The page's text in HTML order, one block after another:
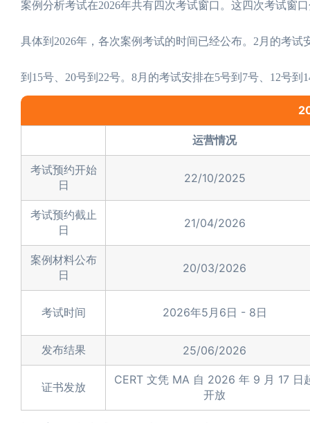
案例分析考试在2026年共有四次考试窗口。这四次考试窗
具体到2026年，各次案例考试的时间已经公布。2月的考试
到15号、20号到22号。8月的考试安排在5号到7号、12号
运营情况
考试预约开始
日
22/10/2025
考试预约截止
日
21/04/2026
案例材料公布
日
20/03/2026
考试时间 2026年5月6日 - 8日
发布结果 25/06/2026
证书发放
CERT 文凭 MA 自 2026 年 9 月 17 日
开放